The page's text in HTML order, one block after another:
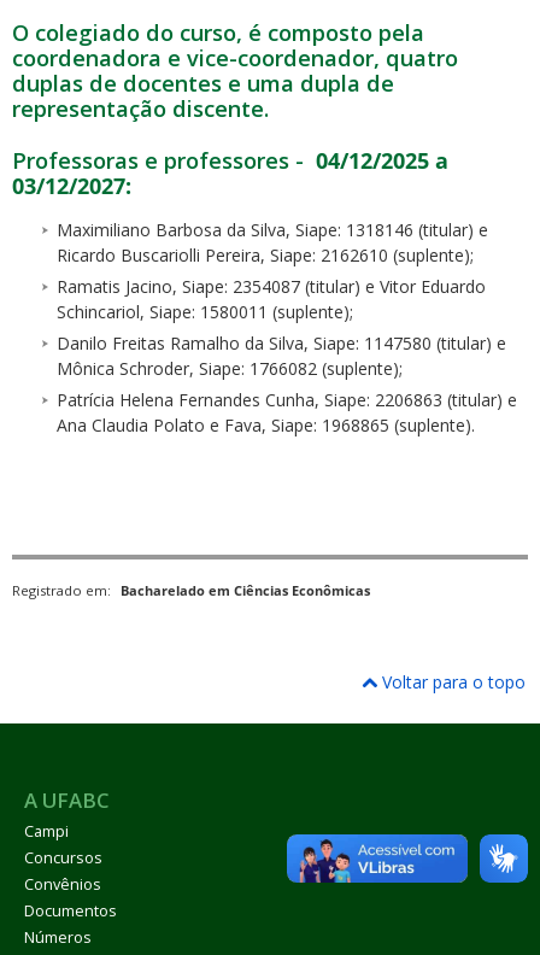
O colegiado do curso, é composto pela
coordenadora e vice-coordenador, quatro
duplas de docentes e uma dupla de
representação discente.
Professoras e professores - 04/12/2025 a
03/12/2027:
Maximiliano Barbosa da Silva, Siape: 1318146 (titular) e
Ricardo Buscariolli Pereira, Siape: 2162610 (suplente);
Ramatis Jacino, Siape: 2354087 (titular) e Vitor Eduardo
Schincariol, Siape: 1580011 (suplente);
Danilo Freitas Ramalho da Silva, Siape: 1147580 (titular) e
Mônica Schroder, Siape: 1766082 (suplente);
Patrícia Helena Fernandes Cunha, Siape: 2206863 (titular) e
Ana Claudia Polato e Fava, Siape: 1968865 (suplente).
Registrado em: Bacharelado em Ciências Econômicas
Voltar para o topo
A UFABC
Campi
Concursos
Convênios
Documentos
Números